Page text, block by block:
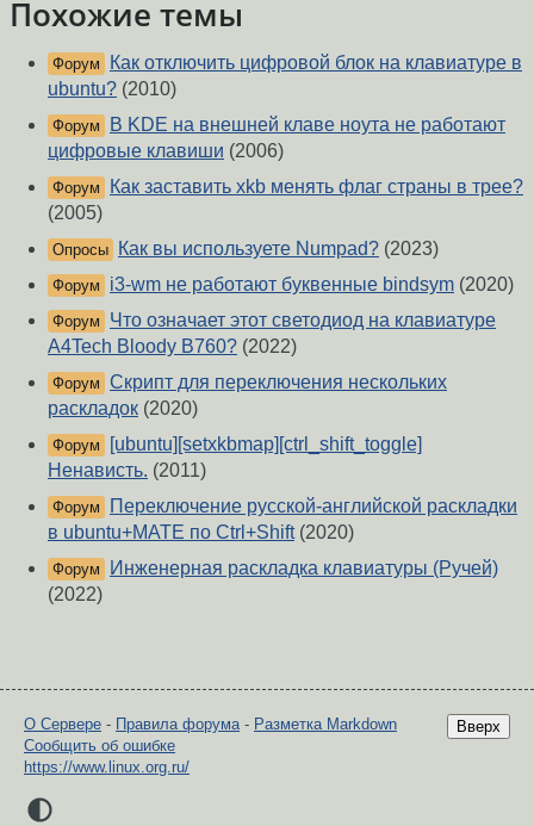
Похожие темы
Форум
Как отключить цифровой блок на клавиатуре в
ubuntu? (2010)
Форум
В KDE на внешней клаве ноута не работают
цифровые клавиши (2006)
Форум
Как заставить xkb менять флаг страны в трее?
(2005)
Опросы Как вы используете Numpad? (2023)
Форум i3-wm не работают буквенные bindsym (2020)
Форум
Что означает этот светодиод на клавиатуре
A4Tech Bloody B760? (2022)
Форум Скрипт для переключения нескольких
раскладок (2020)
Форум
[ubuntu][setxkbmap][ctrl_shift_toggle]
Ненависть. (2011)
Форум
Переключение русской-английской раскладки
в ubuntu+MATE по Ctrl+Shift(2020)
Форум
Инженерная раскладка клавиатуры (Ручей)
(2022)
Вверх
О Сервере - Правила форума - Разметка Markdown
Сообщить об ошибке
https://www.linux.org.ru/